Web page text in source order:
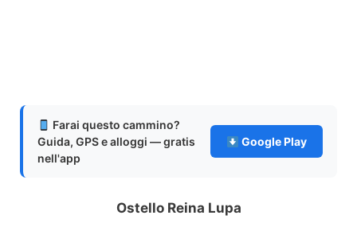
Farai questo cammino?
Guida, GPS e alloggi — gratis
nell'app
Google Play
Ostello Reina Lupa